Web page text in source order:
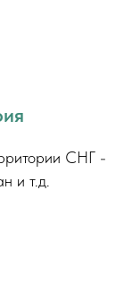
СНГ -
и т.д.